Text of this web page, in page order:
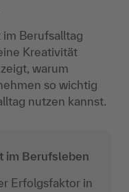
Berufsalltag
Kreativität
warum
so wichtig
nutzen kannst.
im Berufsleben
Erfolgsfaktor in